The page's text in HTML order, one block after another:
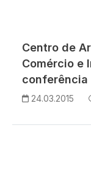
Centro de
Comércio e
conferência
24.03.2015